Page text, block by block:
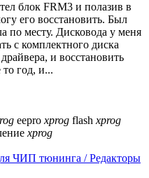
блок FRM3 и полазив в
его восстановить. Был
по месту. Дисковода у меня
с комплектного диска
и восстановить
год, и...
eepro xprog flash xprog
xprog
ЧИП тюнинга / Редакторы